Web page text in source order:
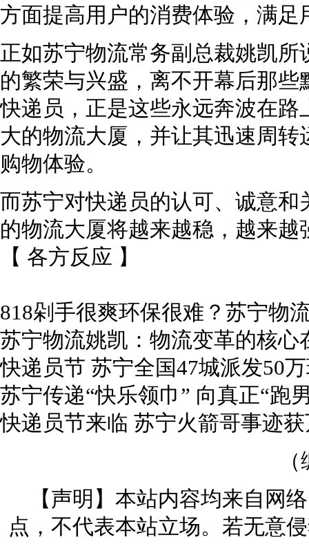
方面提高用户的消费体验，满足
正如苏宁物流常务副总裁姚凯
的繁荣与兴盛，离不开幕后那
快递员，正是这些永远奔波在
大的物流大厦，并让其迅速周
购物体验。
而苏宁对快递员的认可、诚意
的物流大厦将越来越稳，越来越
【 各方反应 】
818剁手很爽环保很难？苏宁物
苏宁物流姚凯：物流变革的核心
快递员节 苏宁全国47城派发50
苏宁传递“快乐领巾” 向真正“跑
快递员节来临 苏宁火箭哥事迹
【声明】本站内容均来自网
点，不代表本站立场。若无意